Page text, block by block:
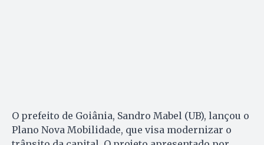
O prefeito de Goiânia, Sandro Mabel (UB), lançou o
Plano Nova Mobilidade, que visa modernizar o